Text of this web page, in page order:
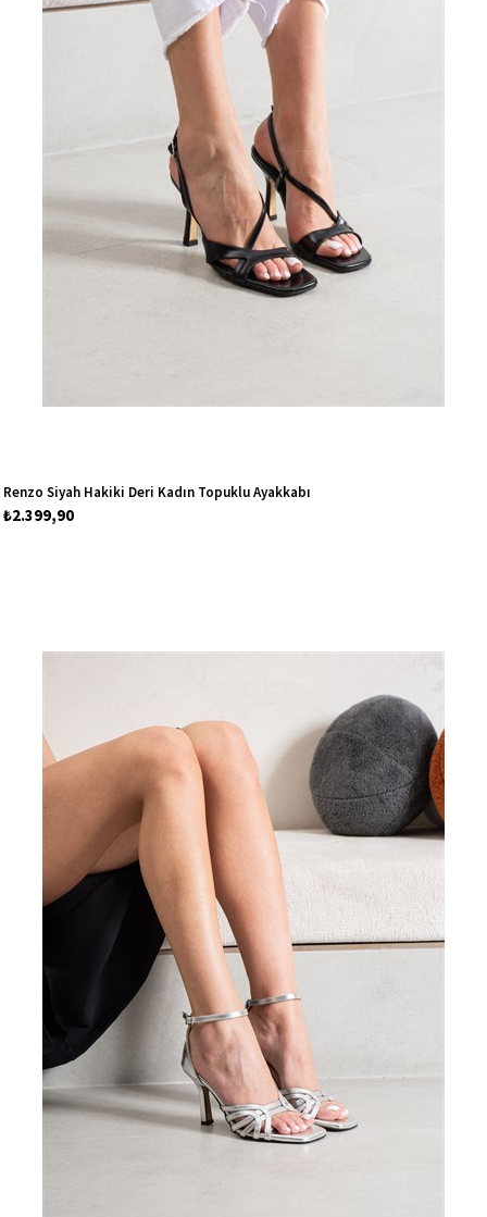
Renzo Siyah Hakiki Deri Kadın Topuklu Ayakkabı
₺2.399,90